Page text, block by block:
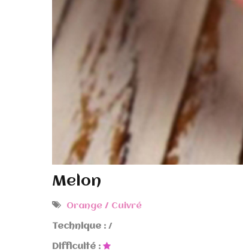
Melon
Orange / Cuivré
Technique : /
Difficulté :